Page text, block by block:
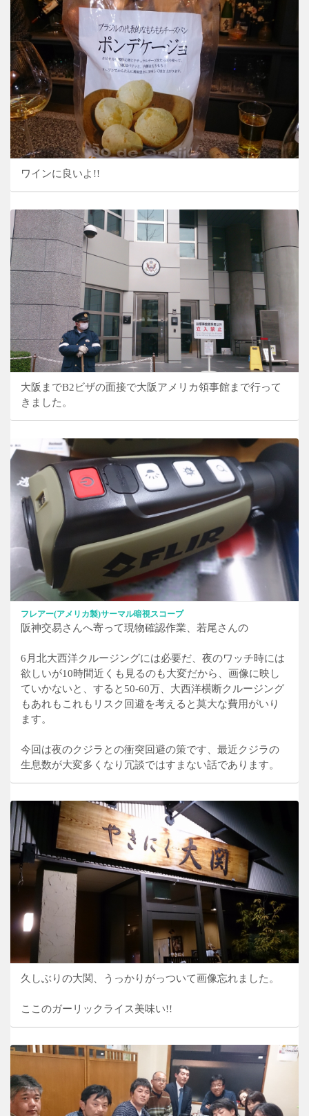
ワインに良いよ!!
大阪までB2ビザの面接で大阪アメリカ領事館まで行って
きました。
フレアー(アメリカ製)サーマル暗視スコープ
阪神交易さんへ寄って現物確認作業、若尾さんの
6月北大西洋クルージングには必要だ、夜のワッチ時には
欲しいが10時間近くも見るのも大変だから、画像に映し
ていかないと、すると50-60万、大西洋横断クルージング
もあれもこれもリスク回避を考えると莫大な費用がいり
ます。
今回は夜のクジラとの衝突回避の策です、最近クジラの
生息数が大変多くなり冗談ではすまない話であります。
久しぶりの大関、うっかりがっついて画像忘れました。
ここのガーリックライス美味い!!